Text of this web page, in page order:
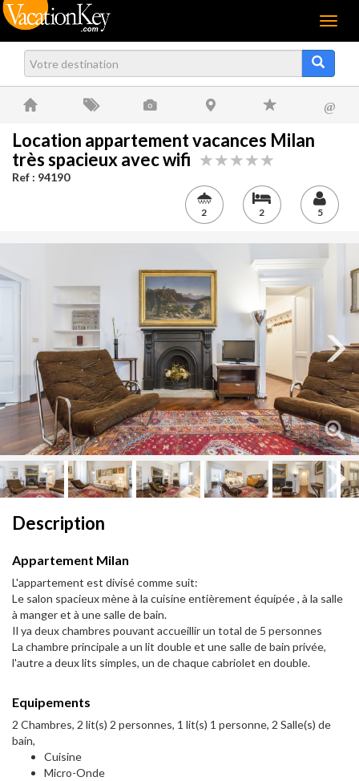
Menu
@
Location appartement vacances Milan
très spacieux avec wifi
Ref : 94190
2 2 5
Next
Description
Appartement Milan
L'appartement est divisé comme suit:
Le salon spacieux mène à la cuisine entièrement équipée , à la salle
à manger et à une salle de bain.
Il ya deux chambres pouvant accueillir un total de 5 personnes
La chambre principale a un lit double et une salle de bain privée,
l'autre a deux lits simples, un de chaque cabriolet en double.
Equipements
2 Chambres, 2 lit(s) 2 personnes, 1 lit(s) 1 personne, 2 Salle(s) de
bain,
Cuisine
Micro-Onde